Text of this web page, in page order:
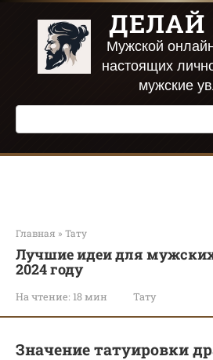
Перейти
контенту
ДЕЛАЙ
Мужской
настоящих
мужские
Поиск:
Главная » Тату
Лучшие идеи для
2024 году
На чтение: 18 мин Тату
Значение татуировки